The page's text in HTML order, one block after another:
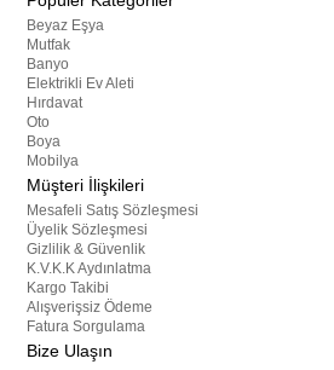
Beyaz Eşya
Mutfak
Banyo
Elektrikli Ev Aleti
Hırdavat
Oto
Boya
Mobilya
Müşteri İlişkileri
Mesafeli Satış Sözleşmesi
Üyelik Sözleşmesi
Gizlilik & Güvenlik
K.V.K.K Aydınlatma
Kargo Takibi
Alışverişsiz Ödeme
Fatura Sorgulama
Bize Ulaşın